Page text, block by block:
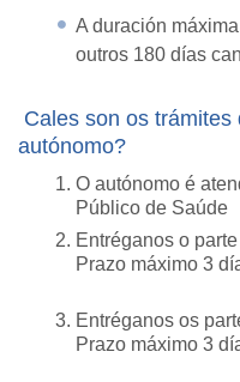
A duración
outros 180 días
Cales son os
autónomo?
O autónomo é
Público de Saúde
Entréganos o
Prazo máximo 3
Entréganos os
Prazo máximo 3